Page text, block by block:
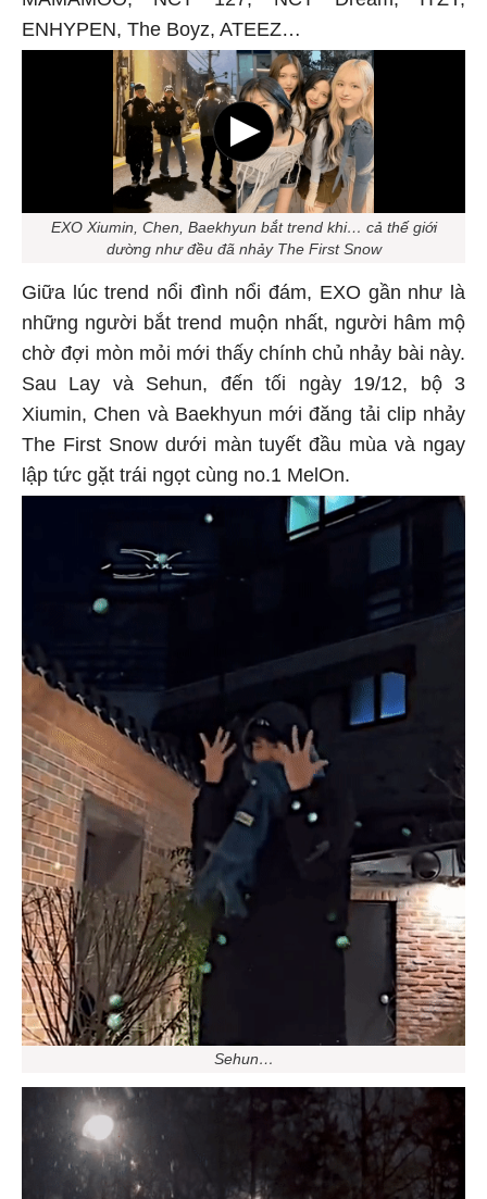
ENHYPEN, The Boyz, ATEEZ…
EXO Xiumin, Chen, Baekhyun bắt trend khi… cả thế giới
dường như đều đã nhảy The First Snow
Giữa lúc trend nổi đình nổi đám, EXO gần như là
những người bắt trend muộn nhất, người hâm mộ
chờ đợi mòn mỏi mới thấy chính chủ nhảy bài này.
Sau Lay và Sehun, đến tối ngày 19/12, bộ 3
Xiumin, Chen và Baekhyun mới đăng tải clip nhảy
The First Snow dưới màn tuyết đầu mùa và ngay
lập tức gặt trái ngọt cùng no.1 MelOn.
Sehun…